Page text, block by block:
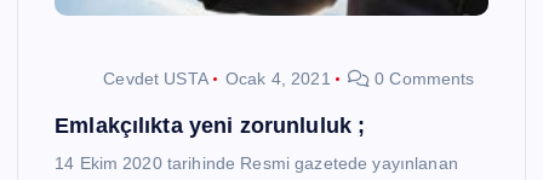
Cevdet USTA Ocak 4, 2021 0 Comments
Emlakçılıkta yeni zorunluluk ;
14 Ekim 2020 tarihinde Resmi gazetede yayınlanan